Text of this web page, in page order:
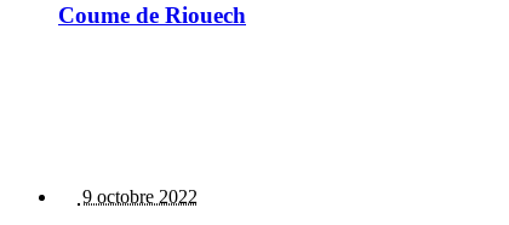
Coume de Riouech
9 octobre 2022